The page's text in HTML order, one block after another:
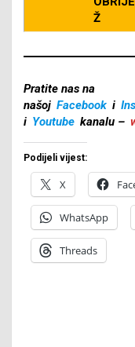
Ž
Pratite nas na
našoj Facebook i
i Youtube kanalu –
Podijeli vijest:
X
WhatsApp
Threads